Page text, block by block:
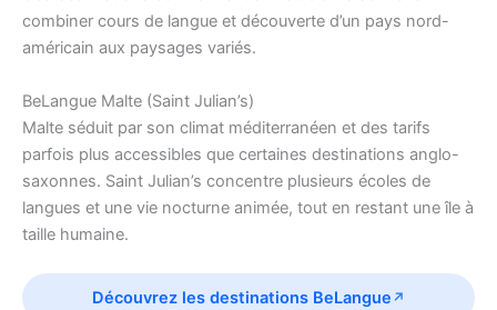
combiner cours de langue et découverte d’un pays nord-
américain aux paysages variés.
BeLangue Malte (Saint Julian’s)
Malte séduit par son climat méditerranéen et des tarifs
parfois plus accessibles que certaines destinations anglo-
saxonnes. Saint Julian’s concentre plusieurs écoles de
langues et une vie nocturne animée, tout en restant une île à
taille humaine.
Découvrez les destinations BeLangue